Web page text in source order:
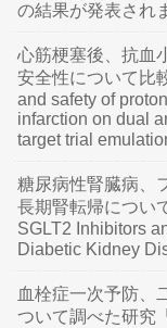
の結果が発表され
心筋梗塞後、抗血
安全性について比
and safety of
infarction on dual
target trial
糖尿病性腎臓病、
長期腎転帰につい
SGLT2 Inhibitors
Diabetic Kidney
血栓症一次予防、
ついて調べた研究